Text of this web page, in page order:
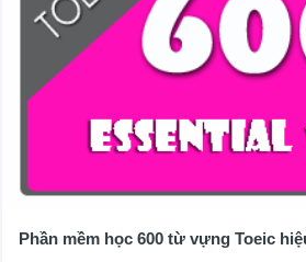
Phần mềm học 600 từ vựng Toeic